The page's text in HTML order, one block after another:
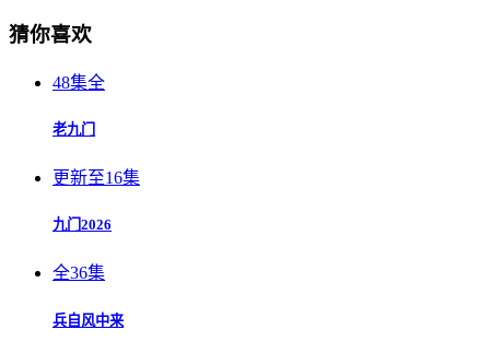
猜你喜欢
48集全
老九门
更新至16集
九门2026
全36集
兵自风中来